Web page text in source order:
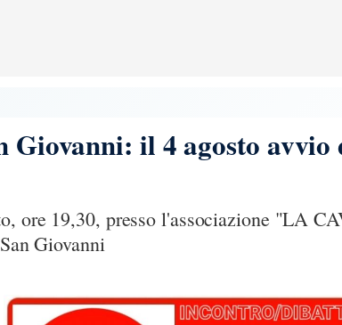
Giovanni: il 4 agosto
ore 19,30, presso l'associazione "LA
Giovanni